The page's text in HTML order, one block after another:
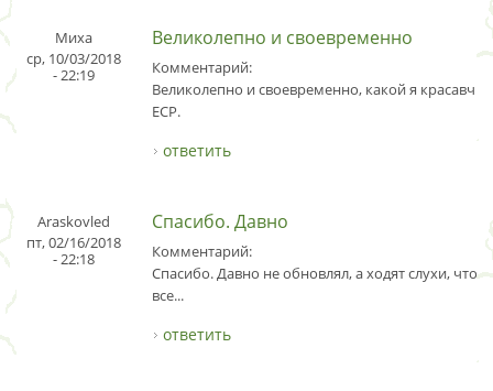
Миха
ср, 10/03/2018
- 22:19
Великолепно и своевременно
Комментарий:
Великолепно и своевременно, какой я
ЕСР.
ответить
Araskovled
пт, 02/16/2018
- 22:18
Спасибо. Давно
Комментарий:
Спасибо. Давно не обновлял, а ходят слухи, что
все...
ответить